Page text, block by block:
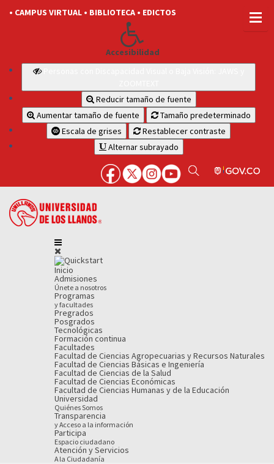
• CAMPUS VIRTUAL • BIBLIOTECA • EDICTOS
Accesibilidad
Reducir tamaño de fuente
Aumentar tamaño de fuente
Tamaño predeterminado
Escala de grises
Restablecer contraste
Alternar subrayado
Inicio
Admisiones
Únete a nosotros
Programas
y facultades
Pregrados
Posgrados
Tecnológicas
Formación continua
Facultades
Facultad de Ciencias Agropecuarias y Recursos Naturales
Facultad de Ciencias Básicas e Ingeniería
Facultad de Ciencias de la Salud
Facultad de Ciencias Económicas
Facultad de Ciencias Humanas y de la Educación
Universidad
Quiénes Somos
Transparencia
y Acceso a la información
Participa
Espacio ciudadano
Atención y Servicios
A la Ciudadanía